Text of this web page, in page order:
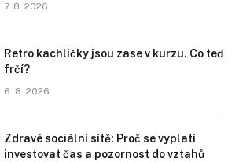
7. 8. 2026
Retro kachličky jsou zase v kurzu. Co teď
frčí?
6. 8. 2026
Zdravé sociální sítě: Proč se vyplatí
investovat čas a pozornost do vztahů